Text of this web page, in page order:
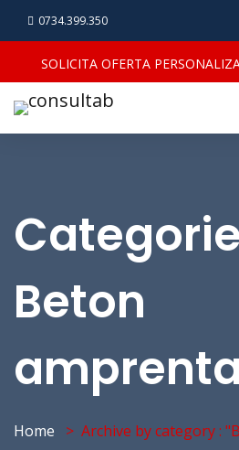
0734.399.350
SOLICITA OFERTA
Beton
Home Archive by category :